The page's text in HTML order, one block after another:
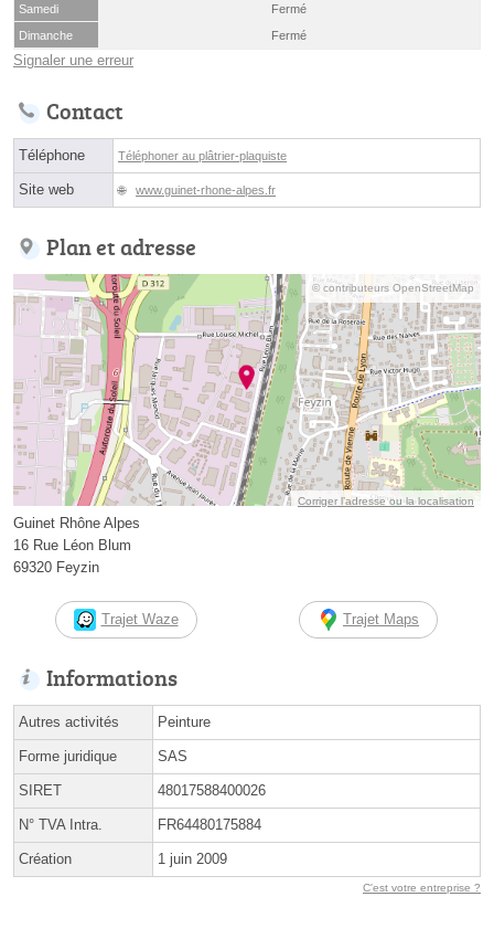
Samedi
Fermé
Dimanche
Fermé
Signaler une erreur
Contact
Téléphone Téléphoner au plâtrier-plaquiste
Site web www.guinet-rhone-alpes.fr
Plan et adresse
© contributeurs OpenStreetMap
Corriger l’adresse ou la localisation
Guinet Rhône Alpes
16 Rue Léon Blum
69320 Feyzin
Trajet Waze Trajet Maps
Informations
Autres activités Peinture
Forme juridique SAS
SIRET 48017588400026
N° TVA Intra. FR64480175884
Création 1 juin 2009
C'est votre entreprise ?